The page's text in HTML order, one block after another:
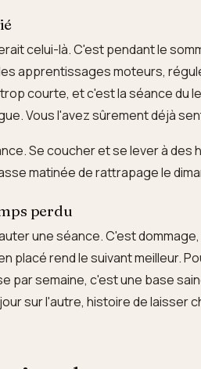
celui-là. C'est pendant le
apprentissages moteurs,
courte, et c'est la séance du
Vous l'avez sûrement déjà
Se coucher et se lever à des
matinée de rattrapage le
perdu
une séance. C'est
placé rend le suivant meilleur.
par semaine, c'est une base
sur l'autre, histoire de laisser